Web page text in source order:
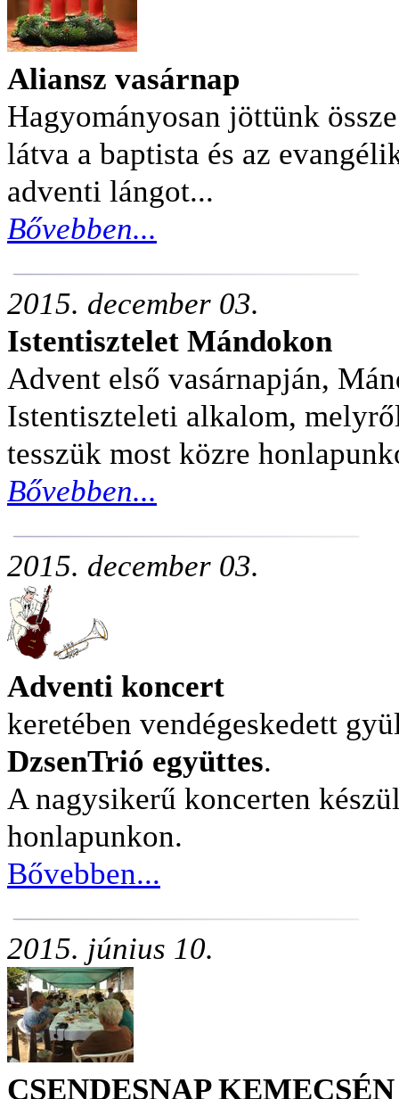
Aliansz vasárnap
Hagyományosan jöttünk
látva a baptista és az
adventi lángot...
Bővebben...
2015. december 03.
Istentisztelet Mándokon
Advent első vasárnapján,
Istentiszteleti alkalom,
tesszük most közre
Bővebben...
2015. december 03.
Adventi koncert
keretében vendégeskedett
DzsenTrió együttes.
A nagysikerű koncerten
honlapunkon.
Bővebben...
2015. június 10.
CSENDESNAP